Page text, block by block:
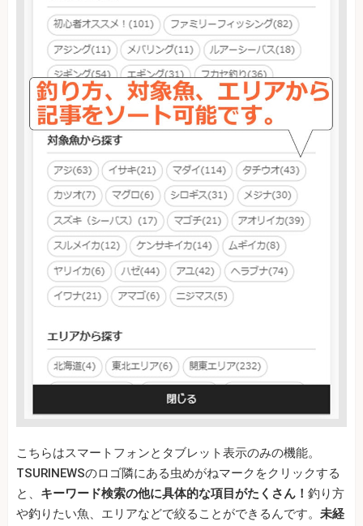
こちらはスマートフォンとタブレット表示のみの機能。
TSURINEWSのロゴ隣にある虫めがねマークをクリックする
と、 キーワード検索の他に具体的な項目がたくさん！ 釣り方
や釣りたい魚、エリアなどで絞ることができるんです。 未経